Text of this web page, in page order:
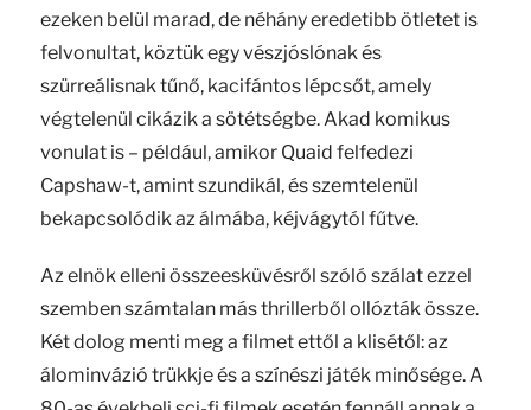
ezeken belül marad, de néhány eredetibb ötletet is
felvonultat, köztük egy vészjóslónak és
szürreálisnak tűnő, kacifántos lépcsőt, amely
végtelenül cikázik a sötétségbe. Akad komikus
vonulat is – például, amikor Quaid felfedezi
Capshaw-t, amint szundikál, és szemtelenül
bekapcsolódik az álmába, kéjvágytól fűtve.
Az elnök elleni összeesküvésről szóló szálat ezzel
szemben számtalan más thrillerből ollózták össze.
Két dolog menti meg a filmet ettől a klisétől: az
álominvázió trükkje és a színészi játék minősége. A